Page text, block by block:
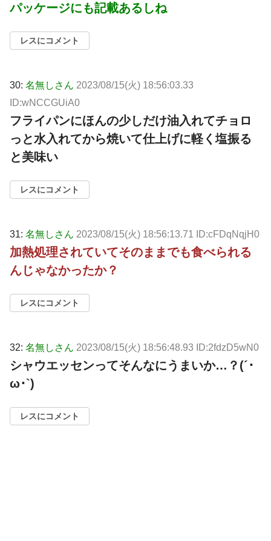
パッケージにも記載あるしね
レスにコメント
30: 名無しさん 2023/08/15(火) 18:56:03.33
ID:wNCCGUiA0
フライパンにほんの少しだけ油入れてチョロ
っと水入れてから焼いて仕上げに軽く塩振る
と美味い
レスにコメント
31: 名無しさん 2023/08/15(火) 18:56:13.71 ID:cFDqNqjH0
加熱処理されていてそのままでも食べられる
んじゃなかったか？
レスにコメント
32: 名無しさん 2023/08/15(火) 18:56:48.93 ID:2fdzD5wN0
シャウエッセンってそんなにうまいか…？(´･
ω･`)
レスにコメント